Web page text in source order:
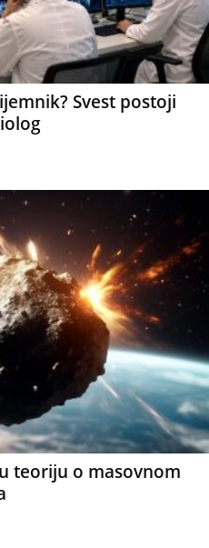
Svest postoji
teoriju o masovnom